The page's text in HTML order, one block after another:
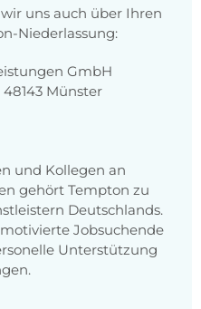
uns auch über Ihren
Niederlassung:
GmbH
Münster
und Kollegen an
gehört Tempton zu
Deutschlands.
Jobsuchende
Unterstützung